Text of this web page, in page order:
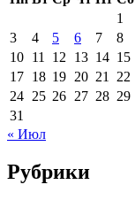
1
3
4 5 6 7 8
10 11 12 13 14 15
17 18 19 20 21 22
24 25 26 27 28 29
31
« Июл
Рубрики